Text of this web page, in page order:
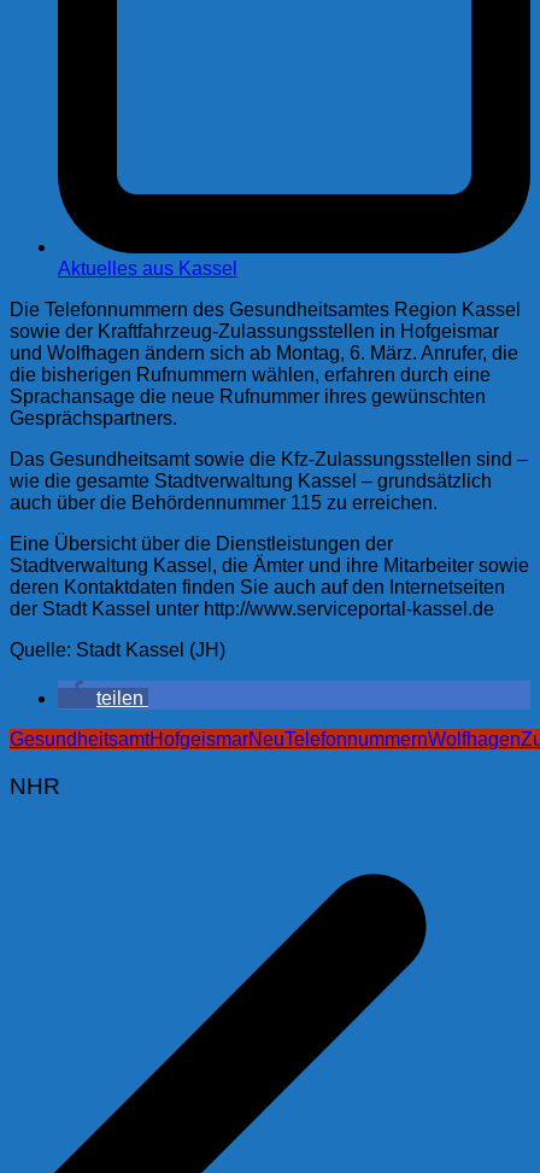
Aktuelles aus Kassel
Die Telefonnummern des Gesundheitsamtes Region Kassel
sowie der Kraftfahrzeug-Zulassungsstellen in Hofgeismar
und Wolfhagen ändern sich ab Montag, 6. März. Anrufer, die
die bisherigen Rufnummern wählen, erfahren durch eine
Sprachansage die neue Rufnummer ihres gewünschten
Gesprächspartners.
Das Gesundheitsamt sowie die Kfz-Zulassungsstellen sind –
wie die gesamte Stadtverwaltung Kassel – grundsätzlich
auch über die Behördennummer 115 zu erreichen.
Eine Übersicht über die Dienstleistungen der
Stadtverwaltung Kassel, die Ämter und ihre Mitarbeiter sowie
deren Kontaktdaten finden Sie auch auf den Internetseiten
der Stadt Kassel unter http://www.serviceportal-kassel.de
Quelle: Stadt Kassel (JH)
teilen
GesundheitsamtHofgeismarNeuTelefonnummernWolfhagen
NHR